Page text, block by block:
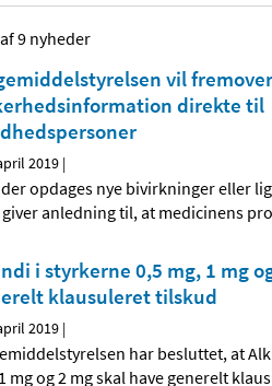
9 nyheder
vil
direkte til
2019 |
der opdages nye bivirkninger eller
giver anledning til, at medicinens
i styrkerne 0,5 mg, 1 mg
klausuleret tilskud
2019 |
har besluttet, at
mg og 2 mg skal have generelt